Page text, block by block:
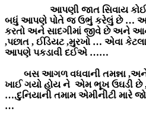
આપણી જાત સિવાય કોઈ ને
બધું આપણે પોતે જ ઉભું કરેલું છે … અને
કરતો અને સાદગીમાં જીવે છે અને
,પછાત , ઈડિયટ ,મુરખો … એવા
આપણે પકડાવી દઈએ ……
બસ આગળ વધવાની તમન્ના ,અને
ખાઈ ગયો હોય ને એમ ભૂખ ઉઘડી છે
….દુનિયાની તમામ એમીનીટી
…